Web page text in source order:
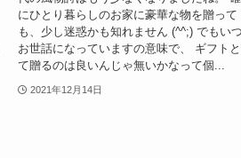
にひとり暮らしのお家に豪華な物を贈って
も、少し迷惑かも知れません (^^;) でもい
お世話になっていますの意味で、 ギフト
て贈るのは良いんじゃ無いかなって個...
2021年12月14日